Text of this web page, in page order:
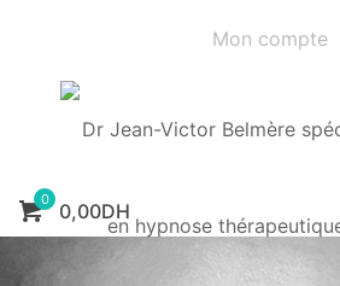
Mon compte
0 0,00DH